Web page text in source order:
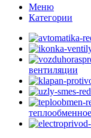
Меню
Категории
вентиляции